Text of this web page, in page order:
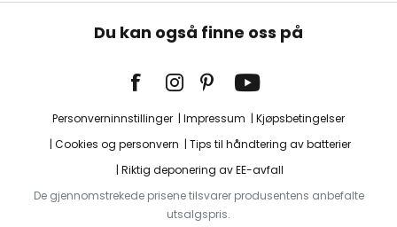
Du kan også finne oss på
Personverninnstillinger Impressum
Kjøpsbetingelser
Cookies og personvern
Tips til håndtering av batterier
Riktig deponering av EE-avfall
De gjennomstrekede prisene tilsvarer produsentens anbefalte
utsalgspris.